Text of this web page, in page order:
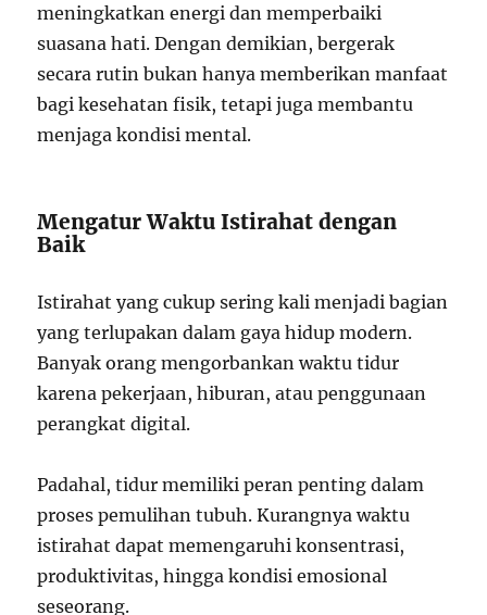
meningkatkan energi dan memperbaiki
suasana hati. Dengan demikian, bergerak
secara rutin bukan hanya memberikan manfaat
bagi kesehatan fisik, tetapi juga membantu
menjaga kondisi mental.
Mengatur Waktu Istirahat dengan
Baik
Istirahat yang cukup sering kali menjadi bagian
yang terlupakan dalam gaya hidup modern.
Banyak orang mengorbankan waktu tidur
karena pekerjaan, hiburan, atau penggunaan
perangkat digital.
Padahal, tidur memiliki peran penting dalam
proses pemulihan tubuh. Kurangnya waktu
istirahat dapat memengaruhi konsentrasi,
produktivitas, hingga kondisi emosional
seseorang.